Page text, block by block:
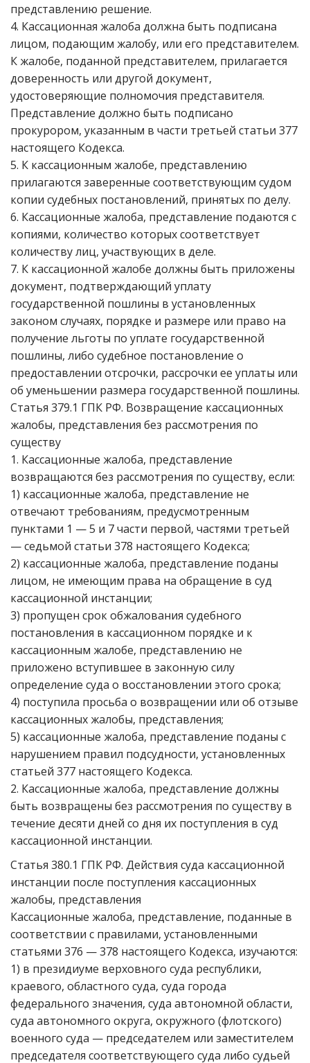
представлению решение.
4. Кассационная жалоба должна быть подписана
лицом, подающим жалобу, или его представителем.
К жалобе, поданной представителем, прилагается
доверенность или другой документ,
удостоверяющие полномочия представителя.
Представление должно быть подписано
прокурором, указанным в части третьей статьи 377
настоящего Кодекса.
5. К кассационным жалобе, представлению
прилагаются заверенные соответствующим судом
копии судебных постановлений, принятых по делу.
6. Кассационные жалоба, представление подаются с
копиями, количество которых соответствует
количеству лиц, участвующих в деле.
7. К кассационной жалобе должны быть приложены
документ, подтверждающий уплату
государственной пошлины в установленных
законом случаях, порядке и размере или право на
получение льготы по уплате государственной
пошлины, либо судебное постановление о
предоставлении отсрочки, рассрочки ее уплаты или
об уменьшении размера государственной пошлины.
Статья 379.1 ГПК РФ. Возвращение кассационных
жалобы, представления без рассмотрения по
существу
1. Кассационные жалоба, представление
возвращаются без рассмотрения по существу, если:
1) кассационные жалоба, представление не
отвечают требованиям, предусмотренным
пунктами 1 — 5 и 7 части первой, частями третьей
— седьмой статьи 378 настоящего Кодекса;
2) кассационные жалоба, представление поданы
лицом, не имеющим права на обращение в суд
кассационной инстанции;
3) пропущен срок обжалования судебного
постановления в кассационном порядке и к
кассационным жалобе, представлению не
приложено вступившее в законную силу
определение суда о восстановлении этого срока;
4) поступила просьба о возвращении или об отзыве
кассационных жалобы, представления;
5) кассационные жалоба, представление поданы с
нарушением правил подсудности, установленных
статьей 377 настоящего Кодекса.
2. Кассационные жалоба, представление должны
быть возвращены без рассмотрения по существу в
течение десяти дней со дня их поступления в суд
кассационной инстанции.
Статья 380.1 ГПК РФ. Действия суда кассационной
инстанции после поступления кассационных
жалобы, представления
Кассационные жалоба, представление, поданные в
соответствии с правилами, установленными
статьями 376 — 378 настоящего Кодекса, изучаются:
1) в президиуме верховного суда республики,
краевого, областного суда, суда города
федерального значения, суда автономной области,
суда автономного округа, окружного (флотского)
военного суда — председателем или заместителем
председателя соответствующего суда либо судьей